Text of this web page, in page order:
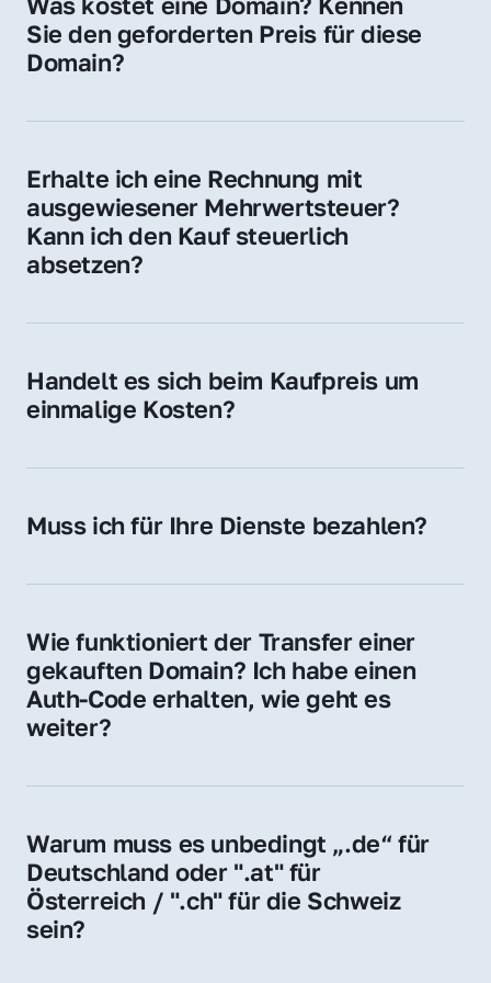
Adressen oder als digitale Investition.
Sie den geforderten Preis für diese
Domain?
Domain liegt ein konkreter Kaufpreis vor –
unverbindliches Angebot.
Erhalte ich eine Rechnung mit
ausgewiesener Mehrwertsteuer?
Kann ich den Kauf steuerlich
absetzen?
Für Unternehmen ist der Kauf in der Regel
Handelt es sich beim Kaufpreis um
einmalige Kosten?
späteren Betrieb der Domain (z. B. beim
Gebühren an. Diese bewegen sich für .de
Muss ich für Ihre Dienste bezahlen?
der Domain – ohne zusätzliche Vermittlungs-
Wie funktioniert der Transfer einer
gekauften Domain? Ich habe einen
Auth-Code erhalten, wie geht es
weiter?
Provider, die Domain zu übernehmen. Gerne
schnellen Prozess.
Warum muss es unbedingt „.de“ für
Deutschland oder ".at" für
Österreich / ".ch" für die Schweiz
sein?